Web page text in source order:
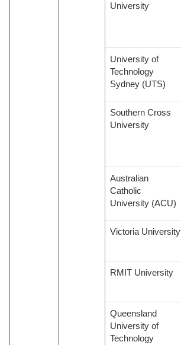
University
University of
Technology
Sydney (UTS)
Southern Cross
University
Australian
Catholic
University (ACU)
Victoria University
RMIT University
Queensland
University of
Technology